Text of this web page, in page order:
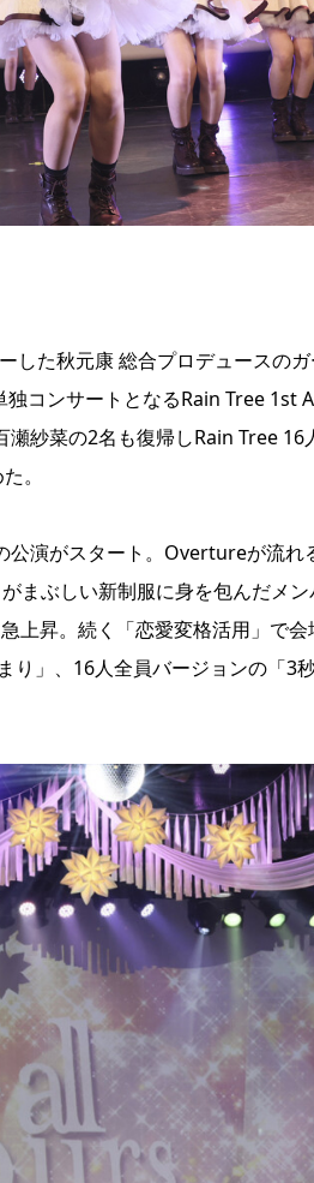
た秋元康 総合プロデュースの
コンサートとなるRain Tree 1st
紗菜の2名も復帰しRain Tree
。
演がスタート。Overtureが流れ
まぶしい新制服に身を包んだメ
上昇。続く「恋愛変格活用」で
り」、16人全員バージョンの「3